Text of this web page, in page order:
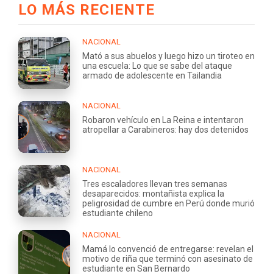
LO MÁS RECIENTE
NACIONAL
Mató a sus abuelos y luego hizo un tiroteo en
una escuela: Lo que se sabe del ataque
armado de adolescente en Tailandia
NACIONAL
Robaron vehículo en La Reina e intentaron
atropellar a Carabineros: hay dos detenidos
NACIONAL
Tres escaladores llevan tres semanas
desaparecidos: montañista explica la
peligrosidad de cumbre en Perú donde murió
estudiante chileno
NACIONAL
Mamá lo convenció de entregarse: revelan el
motivo de riña que terminó con asesinato de
estudiante en San Bernardo